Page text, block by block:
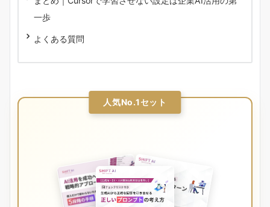
一歩
よくある質問
人気No.1セット